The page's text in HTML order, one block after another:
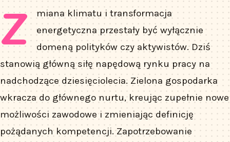
Z
miana klimatu i transformacja
energetyczna przestały być wyłącznie
domeną polityków czy aktywistów. Dziś
stanowią główną siłę napędową rynku pracy na
nadchodzące dziesięciolecia. Zielona gospodarka
wkracza do głównego nurtu, kreując zupełnie nowe
możliwości zawodowe i zmieniając definicję
pożądanych kompetencji. Zapotrzebowanie